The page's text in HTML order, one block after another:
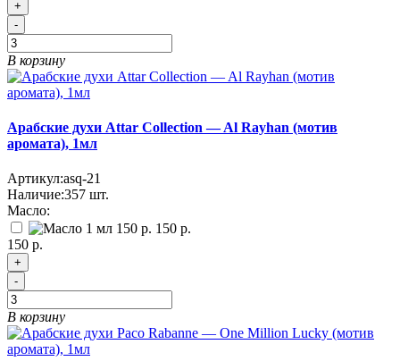
+
-
В корзину
Арабские духи Attar Collection — Al Rayhan (мотив
аромата), 1мл
Артикул:asq-21
Наличие:357 шт.
Масло:
150 р.
150 р.
+
-
В корзину